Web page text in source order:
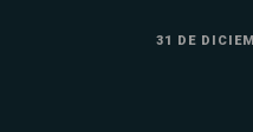
31 DE